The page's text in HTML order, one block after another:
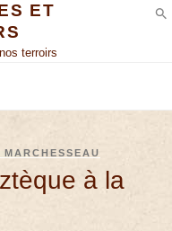
ET
terroirs
MARCHESSEAU
à la